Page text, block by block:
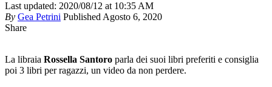
Last updated: 2020/08/12 at 10:35 AM
By Gea Petrini Published Agosto 6, 2020
Share
La libraia Rossella Santoro parla dei suoi libri preferiti e consiglia
poi 3 libri per ragazzi, un video da non perdere.